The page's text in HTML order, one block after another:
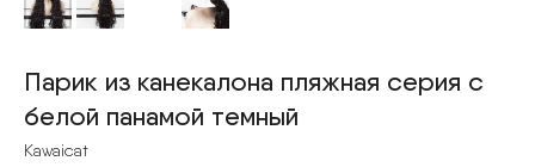
Парик из канекалона пляжная серия с
белой панамой темный
Kawaicat